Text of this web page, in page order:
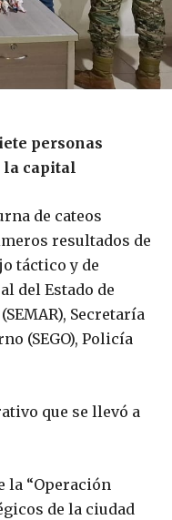
personas
la capital
de cateos
resultados de
táctico y de
del Estado de
Secretaría
(SEGO), Policía
que se llevó a
la “Operación
de la ciudad